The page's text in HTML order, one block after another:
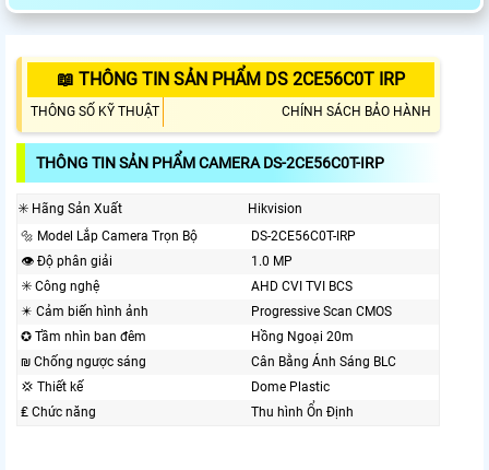
📖 THÔNG TIN SẢN PHẨM DS 2CE56C0T IRP
THÔNG SỐ KỸ THUẬT CHÍNH SÁCH BẢO HÀNH
THÔNG TIN SẢN PHẨM CAMERA DS-2CE56C0T-IRP
✳️ Hãng Sản Xuất
Hikvision
🔩 Model Lắp Camera Trọn Bộ
DS-2CE56C0T-IRP
👁 Độ phân giải
1.0 MP
✳️ Công nghệ
AHD CVI TVI BCS
✴️ Cảm biến hình ảnh
Progressive Scan CMOS
✪ Tầm nhìn ban đêm
Hồng Ngoại 20m
₪ Chống ngược sáng
Cân Bằng Ánh Sáng BLC
💢 Thiết kế
Dome Plastic
₤ Chức năng
Thu hình Ổn Định